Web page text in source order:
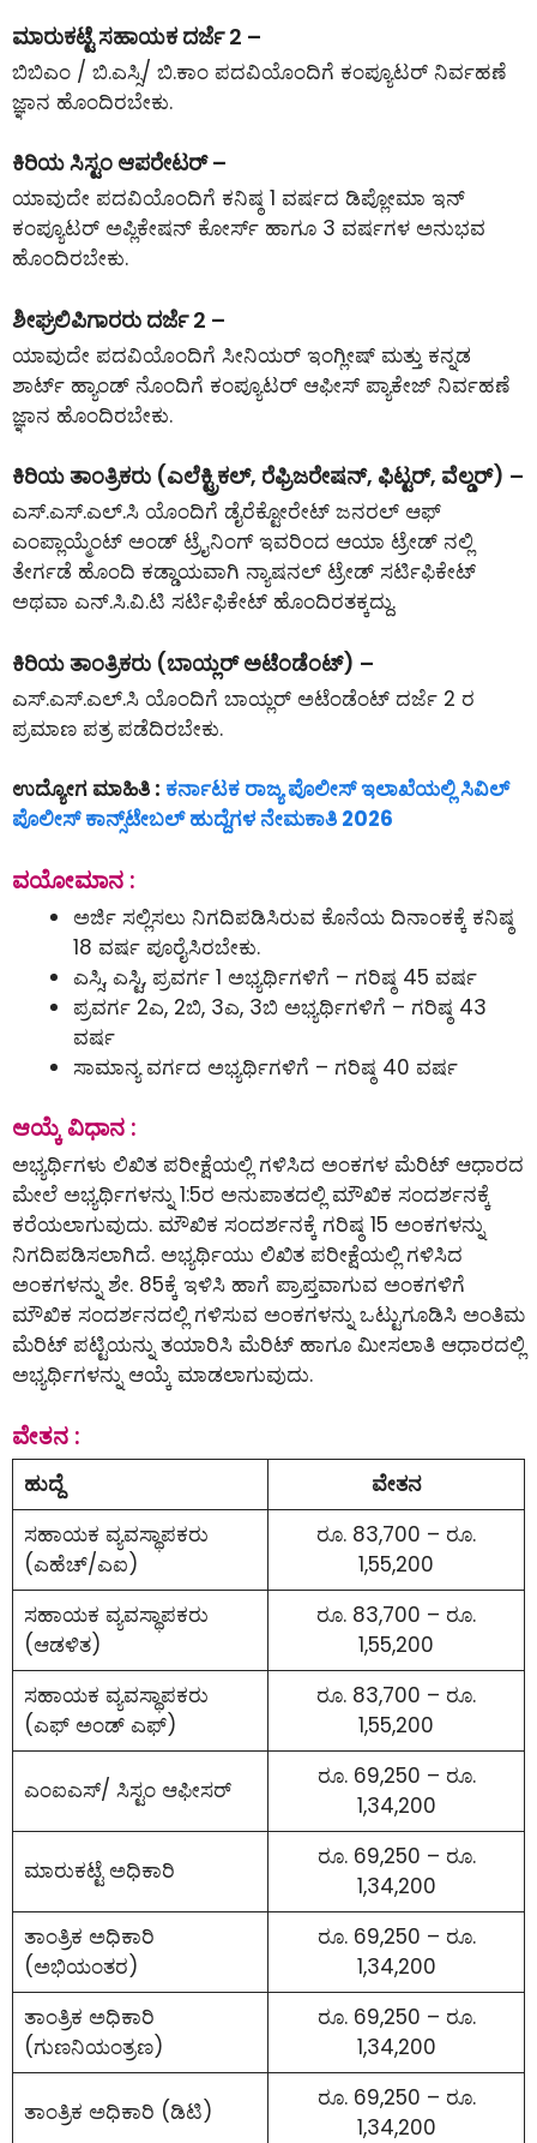
ಮಾರುಕಟ್ಟೆ ಸಹಾಯಕ ದರ್ಜೆ 2 –
ಬಿಬಿಎಂ / ಬಿ.ಎಸ್ಸಿ/ ಬಿ.ಕಾಂ ಪದವಿಯೊಂದಿಗೆ ಕಂಪ್ಯೂಟರ್ ನಿರ್ವಹಣೆ
ಜ್ಞಾನ ಹೊಂದಿರಬೇಕು.
ಕಿರಿಯ ಸಿಸ್ಟಂ ಆಪರೇಟರ್ –
ಯಾವುದೇ ಪದವಿಯೊಂದಿಗೆ ಕನಿಷ್ಠ 1 ವರ್ಷದ ಡಿಪ್ಲೋಮಾ ಇನ್
ಕಂಪ್ಯೂಟರ್ ಅಪ್ಲಿಕೇಷನ್ ಕೋರ್ಸ್ ಹಾಗೂ 3 ವರ್ಷಗಳ ಅನುಭವ
ಹೊಂದಿರಬೇಕು.
ಶೀಘ್ರಲಿಪಿಗಾರರು ದರ್ಜೆ 2 –
ಯಾವುದೇ ಪದವಿಯೊಂದಿಗೆ ಸೀನಿಯರ್ ಇಂಗ್ಲೀಷ್ ಮತ್ತು ಕನ್ನಡ
ಶಾರ್ಟ್ ಹ್ಯಾಂಡ್ ನೊಂದಿಗೆ ಕಂಪ್ಯೂಟರ್ ಆಫೀಸ್ ಪ್ಯಾಕೇಜ್ ನಿರ್ವಹಣೆ
ಜ್ಞಾನ ಹೊಂದಿರಬೇಕು.
ಕಿರಿಯ ತಾಂತ್ರಿಕರು (ಎಲೆಕ್ಟ್ರಿಕಲ್, ರೆಫ್ರಿಜರೇಷನ್, ಫಿಟ್ಟರ್, ವೆಲ್ಡರ್) –
ಎಸ್.ಎಸ್.ಎಲ್.ಸಿ ಯೊಂದಿಗೆ ಡೈರೆಕ್ಟೋರೇಟ್ ಜನರಲ್ ಆಫ್
ಎಂಪ್ಲಾಯ್ಮೆಂಟ್ ಅಂಡ್ ಟ್ರೈನಿಂಗ್ ಇವರಿಂದ ಆಯಾ ಟ್ರೇಡ್ ನಲ್ಲಿ
ತೇರ್ಗಡೆ ಹೊಂದಿ ಕಡ್ಡಾಯವಾಗಿ ನ್ಯಾಷನಲ್ ಟ್ರೇಡ್ ಸರ್ಟಿಫಿಕೇಟ್
ಅಥವಾ ಎನ್.ಸಿ.ವಿ.ಟಿ ಸರ್ಟಿಫಿಕೇಟ್ ಹೊಂದಿರತಕ್ಕದ್ದು.
ಕಿರಿಯ ತಾಂತ್ರಿಕರು (ಬಾಯ್ಲರ್ ಅಟೆಂಡೆಂಟ್) –
ಎಸ್.ಎಸ್.ಎಲ್.ಸಿ ಯೊಂದಿಗೆ ಬಾಯ್ಲರ್ ಅಟೆಂಡೆಂಟ್ ದರ್ಜೆ 2 ರ
ಪ್ರಮಾಣ ಪತ್ರ ಪಡೆದಿರಬೇಕು.
ಉದ್ಯೋಗ ಮಾಹಿತಿ : ಕರ್ನಾಟಕ ರಾಜ್ಯ ಪೊಲೀಸ್ ಇಲಾಖೆಯಲ್ಲಿ ಸಿವಿಲ್
ಪೊಲೀಸ್ ಕಾನ್ಸ್‌ಟೇಬಲ್‌ ಹುದ್ದೆಗಳ ನೇಮಕಾತಿ 2026
ವಯೋಮಾನ :
ಅರ್ಜಿ ಸಲ್ಲಿಸಲು ನಿಗದಿಪಡಿಸಿರುವ ಕೊನೆಯ ದಿನಾಂಕಕ್ಕೆ ಕನಿಷ್ಠ
18 ವರ್ಷ ಪೂರೈಸಿರಬೇಕು.
ಎಸ್ಸಿ, ಎಸ್ಟಿ, ಪ್ರವರ್ಗ 1 ಅಭ್ಯರ್ಥಿಗಳಿಗೆ – ಗರಿಷ್ಠ 45 ವರ್ಷ
ಪ್ರವರ್ಗ 2ಎ, 2ಬಿ, 3ಎ, 3ಬಿ ಅಭ್ಯರ್ಥಿಗಳಿಗೆ – ಗರಿಷ್ಠ 43
ವರ್ಷ
ಸಾಮಾನ್ಯ ವರ್ಗದ ಅಭ್ಯರ್ಥಿಗಳಿಗೆ – ಗರಿಷ್ಠ 40 ವರ್ಷ
ಆಯ್ಕೆ ವಿಧಾನ :
ಅಭ್ಯರ್ಥಿಗಳು ಲಿಖಿತ ಪರೀಕ್ಷೆಯಲ್ಲಿ ಗಳಿಸಿದ ಅಂಕಗಳ ಮೆರಿಟ್ ಆಧಾರದ
ಮೇಲೆ ಅಭ್ಯರ್ಥಿಗಳನ್ನು 1:5ರ ಅನುಪಾತದಲ್ಲಿ ಮೌಖಿಕ ಸಂದರ್ಶನಕ್ಕೆ
ಕರೆಯಲಾಗುವುದು. ಮೌಖಿಕ ಸಂದರ್ಶನಕ್ಕೆ ಗರಿಷ್ಠ 15 ಅಂಕಗಳನ್ನು
ನಿಗದಿಪಡಿಸಲಾಗಿದೆ. ಅಭ್ಯರ್ಥಿಯು ಲಿಖಿತ ಪರೀಕ್ಷೆಯಲ್ಲಿ ಗಳಿಸಿದ
ಅಂಕಗಳನ್ನು ಶೇ. 85ಕ್ಕೆ ಇಳಿಸಿ ಹಾಗೆ ಪ್ರಾಪ್ತವಾಗುವ ಅಂಕಗಳಿಗೆ
ಮೌಖಿಕ ಸಂದರ್ಶನದಲ್ಲಿ ಗಳಿಸುವ ಅಂಕಗಳನ್ನು ಒಟ್ಟುಗೂಡಿಸಿ ಅಂತಿಮ
ಮೆರಿಟ್ ಪಟ್ಟಿಯನ್ನು ತಯಾರಿಸಿ ಮೆರಿಟ್ ಹಾಗೂ ಮೀಸಲಾತಿ ಆಧಾರದಲ್ಲಿ
ಅಭ್ಯರ್ಥಿಗಳನ್ನು ಆಯ್ಕೆ ಮಾಡಲಾಗುವುದು.
ವೇತನ :
ಹುದ್ದೆ
ವೇತನ
ಸಹಾಯಕ ವ್ಯವಸ್ಥಾಪಕರು
(ಎಹೆಚ್/ಎಐ)
ರೂ‌. 83,700 – ರೂ.
1,55,200
ಸಹಾಯಕ ವ್ಯವಸ್ಥಾಪಕರು
(ಆಡಳಿತ)
ರೂ. 83,700 – ರೂ.
1,55,200
ಸಹಾಯಕ ವ್ಯವಸ್ಥಾಪಕರು
(ಎಫ್ ಅಂಡ್ ಎಫ್)
ರೂ. 83,700 – ರೂ.
1,55,200
ಎಂಐಎಸ್/ ಸಿಸ್ಟಂ ಆಫೀಸರ್
ರೂ. 69,250 – ರೂ.
1,34,200
ಮಾರುಕಟ್ಟೆ ಅಧಿಕಾರಿ
ರೂ. 69,250 – ರೂ.
1,34,200
ತಾಂತ್ರಿಕ ಅಧಿಕಾರಿ
(ಅಭಿಯಂತರ)
ರೂ. 69,250 – ರೂ.
1,34,200
ತಾಂತ್ರಿಕ ಅಧಿಕಾರಿ
(ಗುಣನಿಯಂತ್ರಣ)
ರೂ. 69,250 – ರೂ.
1,34,200
ತಾಂತ್ರಿಕ ಅಧಿಕಾರಿ (ಡಿಟಿ)
ರೂ. 69,250 – ರೂ.
1,34,200